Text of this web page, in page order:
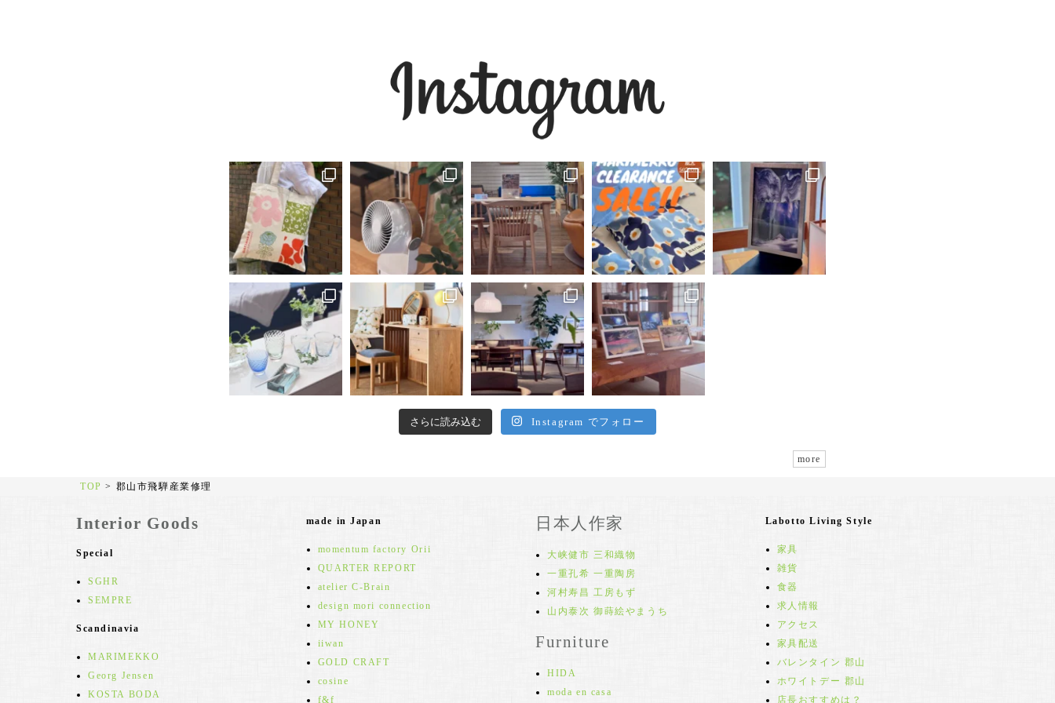
さらに読み込む Instagram でフォロー
more
TOP > 郡山市飛騨産業修理
Interior Goods
Special
SGHR
SEMPRE
Scandinavia
MARIMEKKO
Georg Jensen
KOSTA BODA
made in Japan
momentum factory Orii
QUARTER REPORT
atelier C-Brain
design mori connection
MY HONEY
iiwan
GOLD CRAFT
cosine
f&f
日本人作家
大峡健市 三和織物
一重孔希 一重陶房
河村寿昌 工房もず
山内泰次 御蒔絵やまうち
Furniture
HIDA
moda en casa
Labotto Living Style
家具
雑貨
食器
求人情報
アクセス
家具配送
バレンタイン 郡山
ホワイトデー 郡山
店長おすすめは？